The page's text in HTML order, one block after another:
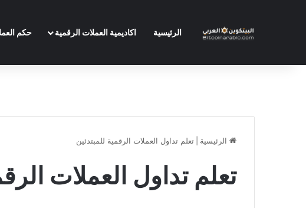
الرئيسية اكاديمية العملات الرقمية حكم
الرئيسية تعلم تداول العملات الرقمية للمبتدئين
تعلم تداول العملات